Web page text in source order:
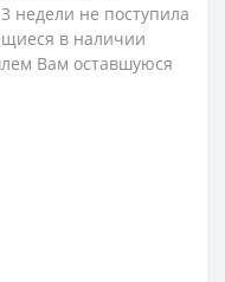
недели не поступила
в наличии
Вам оставшуюся